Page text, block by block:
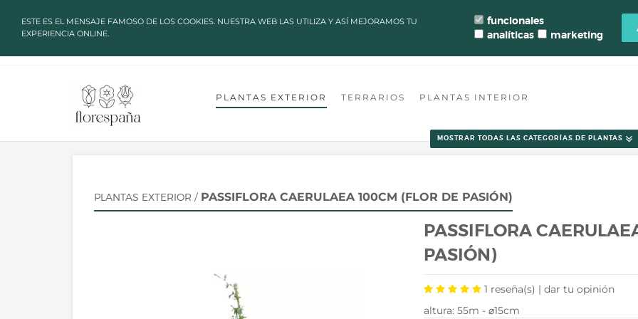
✔ ALTAS TEMPERATURAS: LOS PLAZOS DE PROCESAMIENTO Y ENVÍO DE PEDIDOS CAMBIAN PARA
PLANTAS EXTERIOR TERRARIOS PLANTAS INTERIOR
MOSTRAR TODAS LAS CATEGORÍAS DE PLANTAS
PLANTAS EXTERIOR / PASSIFLORA CAERULAEA 100CM (FLOR DE PASIÓN)
PASSIFLORA
PASIÓN)
1 reseña(s) | dar tu opinión
altura: 55m - ⌀15cm
ESTE ES EL MENSAJE FAMOSO DE LOS COOKIES. NUESTRA WEB LAS UTILIZA Y ASÍ MEJORAMOS TU
EXPERIENCIA ONLINE.
funcionales
analíticas
marketing